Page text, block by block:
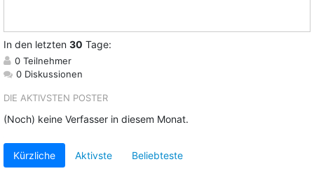
In den letzten 30 Tage:
0 Teilnehmer
0 Diskussionen
DIE AKTIVSTEN POSTER
(Noch) keine Verfasser in diesem Monat.
Kürzliche Aktivste Beliebteste